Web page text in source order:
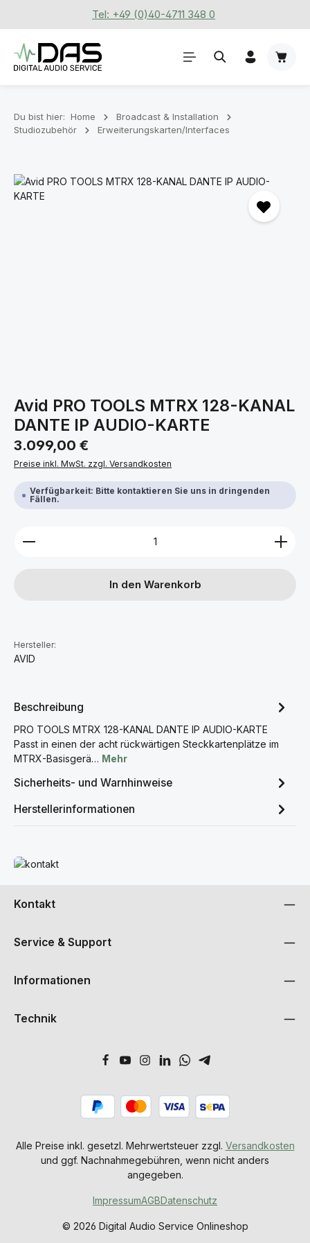
Zum Hauptinhalt springenTel: +49 (0)40-4711 348 0
Du bist hier: Home
Broadcast & Installation
Studiozubehör
Erweiterungskarten/Interfaces
Bildergalerie überspringen
Avid PRO TOOLS MTRX 128-KANAL
DANTE IP AUDIO-KARTE
Regulärer Preis:
3.099,00 €
Preise inkl. MwSt. zzgl. Versandkosten
Verfügbarkeit: Bitte kontaktieren Sie uns in dringenden
Fällen.
Produkt Anzahl: Gib den gewünschten Wert ein
In den Warenkorb
Hersteller:
AVID
Beschreibung
PRO TOOLS MTRX 128-KANAL DANTE IP AUDIO-KARTE
Passt in einen der acht rückwärtigen Steckkartenplätze im
MTRX-Basisgerä… Mehr
Sicherheits- und Warnhinweise
Herstellerinformationen
Mehr erfahren
Kontakt
Service & Support
Informationen
Technik
Alle Preise inkl. gesetzl. Mehrwertsteuer zzgl. Versandkosten
und ggf. Nachnahmegebühren, wenn nicht anders
angegeben.
© 2026 Digital Audio Service Onlineshop
ImpressumAGBDatenschutz